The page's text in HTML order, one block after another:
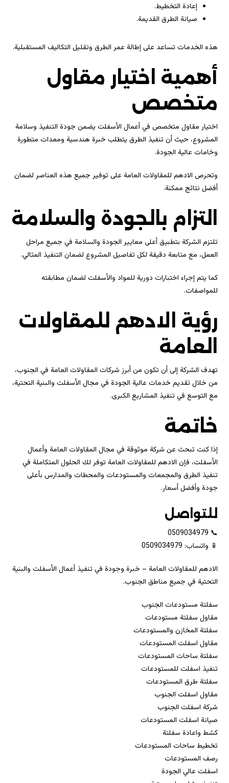
إعادة التخطيط.
صيانة الطرق القديمة.
هذه الخدمات تساعد على إطالة عمر الطرق وتقليل التكاليف المستقبلية.
أهمية اختيار مقاول
متخصص
اختيار مقاول متخصص في أعمال الأسفلت يضمن جودة التنفيذ وسلامة
المشروع، حيث أن تنفيذ الطرق يتطلب خبرة هندسية ومعدات متطورة
وخامات عالية الجودة.
وتحرص الادهم للمقاولات العامة على توفير جميع هذه العناصر لضمان
أفضل نتائج ممكنة.
التزام بالجودة والسلامة
تلتزم الشركة بتطبيق أعلى معايير الجودة والسلامة في جميع مراحل
العمل، مع متابعة دقيقة لكل تفاصيل المشروع لضمان التنفيذ المثالي.
كما يتم إجراء اختبارات دورية للمواد والأسفلت لضمان مطابقته
للمواصفات.
رؤية الادهم للمقاولات
العامة
تهدف الشركة إلى أن تكون من أبرز شركات المقاولات العامة في الجنوب،
من خلال تقديم خدمات عالية الجودة في مجال الأسفلت والبنية التحتية،
مع التوسع في تنفيذ المشاريع الكبرى.
خاتمة
إذا كنت تبحث عن شركة موثوقة في مجال المقاولات العامة وأعمال
الأسفلت، فإن الادهم للمقاولات العامة توفر لك الحلول المتكاملة في
تنفيذ الطرق والمجمعات والمستودعات والمحطات والمدارس بأعلى
جودة وأفضل أسعار.
للتواصل
📞 0509034979
📱 واتساب: 0509034979
الادهم للمقاولات العامة – خبرة وجودة في تنفيذ أعمال الأسفلت والبنية
التحتية في جميع مناطق الجنوب.
سفلتة مستودعات الجنوب
مقاول سفلتة مستودعات
سفلتة المخازن والمستودعات
مقاول اسفلت المستودعات
سفلتة ساحات المستودعات
تنفيذ اسفلت للمستودعات
سفلتة طرق المستودعات
مقاول اسفلت الجنوب
شركة اسفلت الجنوب
صيانة اسفلت المستودعات
كشط واعادة سفلتة
تخطيط ساحات المستودعات
رصف المستودعات
اسفلت عالي الجودة